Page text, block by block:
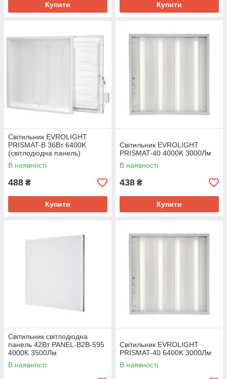
Купити Купити
Світильник EVROLIGHT
PRISMAT-B 36Вт 6400K
(світлодіодна панель)
В наявності
488 ₴
Купити
Світильник EVROLIGHT
PRISMAT-40 4000K 3000Лм
В наявності
438 ₴
Купити
Світильник світлодіодна
панель 42Вт PANEL-B2B-595
4000K 3500Лм
(універсальна)
В наявності
Світильник EVROLIGHT
PRISMAT-40 6400K 3000Лм
В наявності